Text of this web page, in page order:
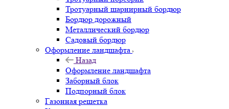
Тротуарный шарнирный бордюр
Бордюр дорожный
Металлический бордюр
Садовый бордюр
Оформление ландшафта
Назад
Оформление ландшафта
Заборный блок
Подпорный блок
Газонная решетка